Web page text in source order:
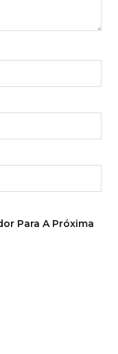
Para A Próxima